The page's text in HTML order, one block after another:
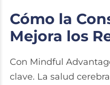
Cómo la
Mejora los
Con Mindful
clave. La salud